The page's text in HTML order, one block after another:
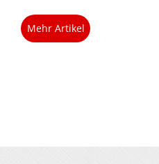
Mehr Artikel